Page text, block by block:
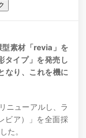
素材「revia」を
タイプ」を発売し
なり、これを機に
ニューアルし、ラ
ビア）」を全面採
た。